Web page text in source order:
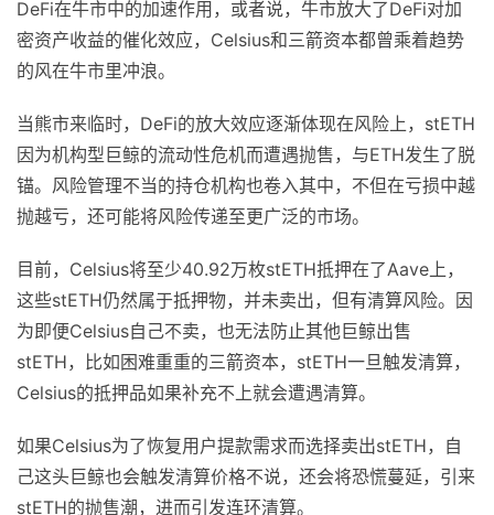
DeFi在牛市中的加速作用，或者说，牛市放大了DeFi对加
密资产收益的催化效应，Celsius和三箭资本都曾乘着趋势
的风在牛市里冲浪。
当熊市来临时，DeFi的放大效应逐渐体现在风险上，stETH
因为机构型巨鲸的流动性危机而遭遇抛售，与ETH发生了脱
锚。风险管理不当的持仓机构也卷入其中，不但在亏损中越
抛越亏，还可能将风险传递至更广泛的市场。
目前，Celsius将至少40.92万枚stETH抵押在了Aave上，
这些stETH仍然属于抵押物，并未卖出，但有清算风险。因
为即便Celsius自己不卖，也无法防止其他巨鲸出售
stETH，比如困难重重的三箭资本，stETH一旦触发清算，
Celsius的抵押品如果补充不上就会遭遇清算。
如果Celsius为了恢复用户提款需求而选择卖出stETH，自
己这头巨鲸也会触发清算价格不说，还会将恐慌蔓延，引来
stETH的抛售潮，进而引发连环清算。